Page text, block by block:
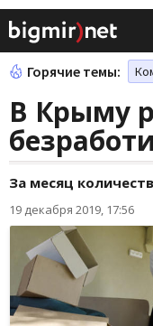
Горячие темы:
В Крыму
За месяц
19 декабря 2019, 17:56